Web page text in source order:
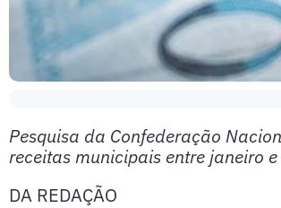
Pesquisa da Confederação
receitas municipais entre janeiro
DA REDAÇÃO